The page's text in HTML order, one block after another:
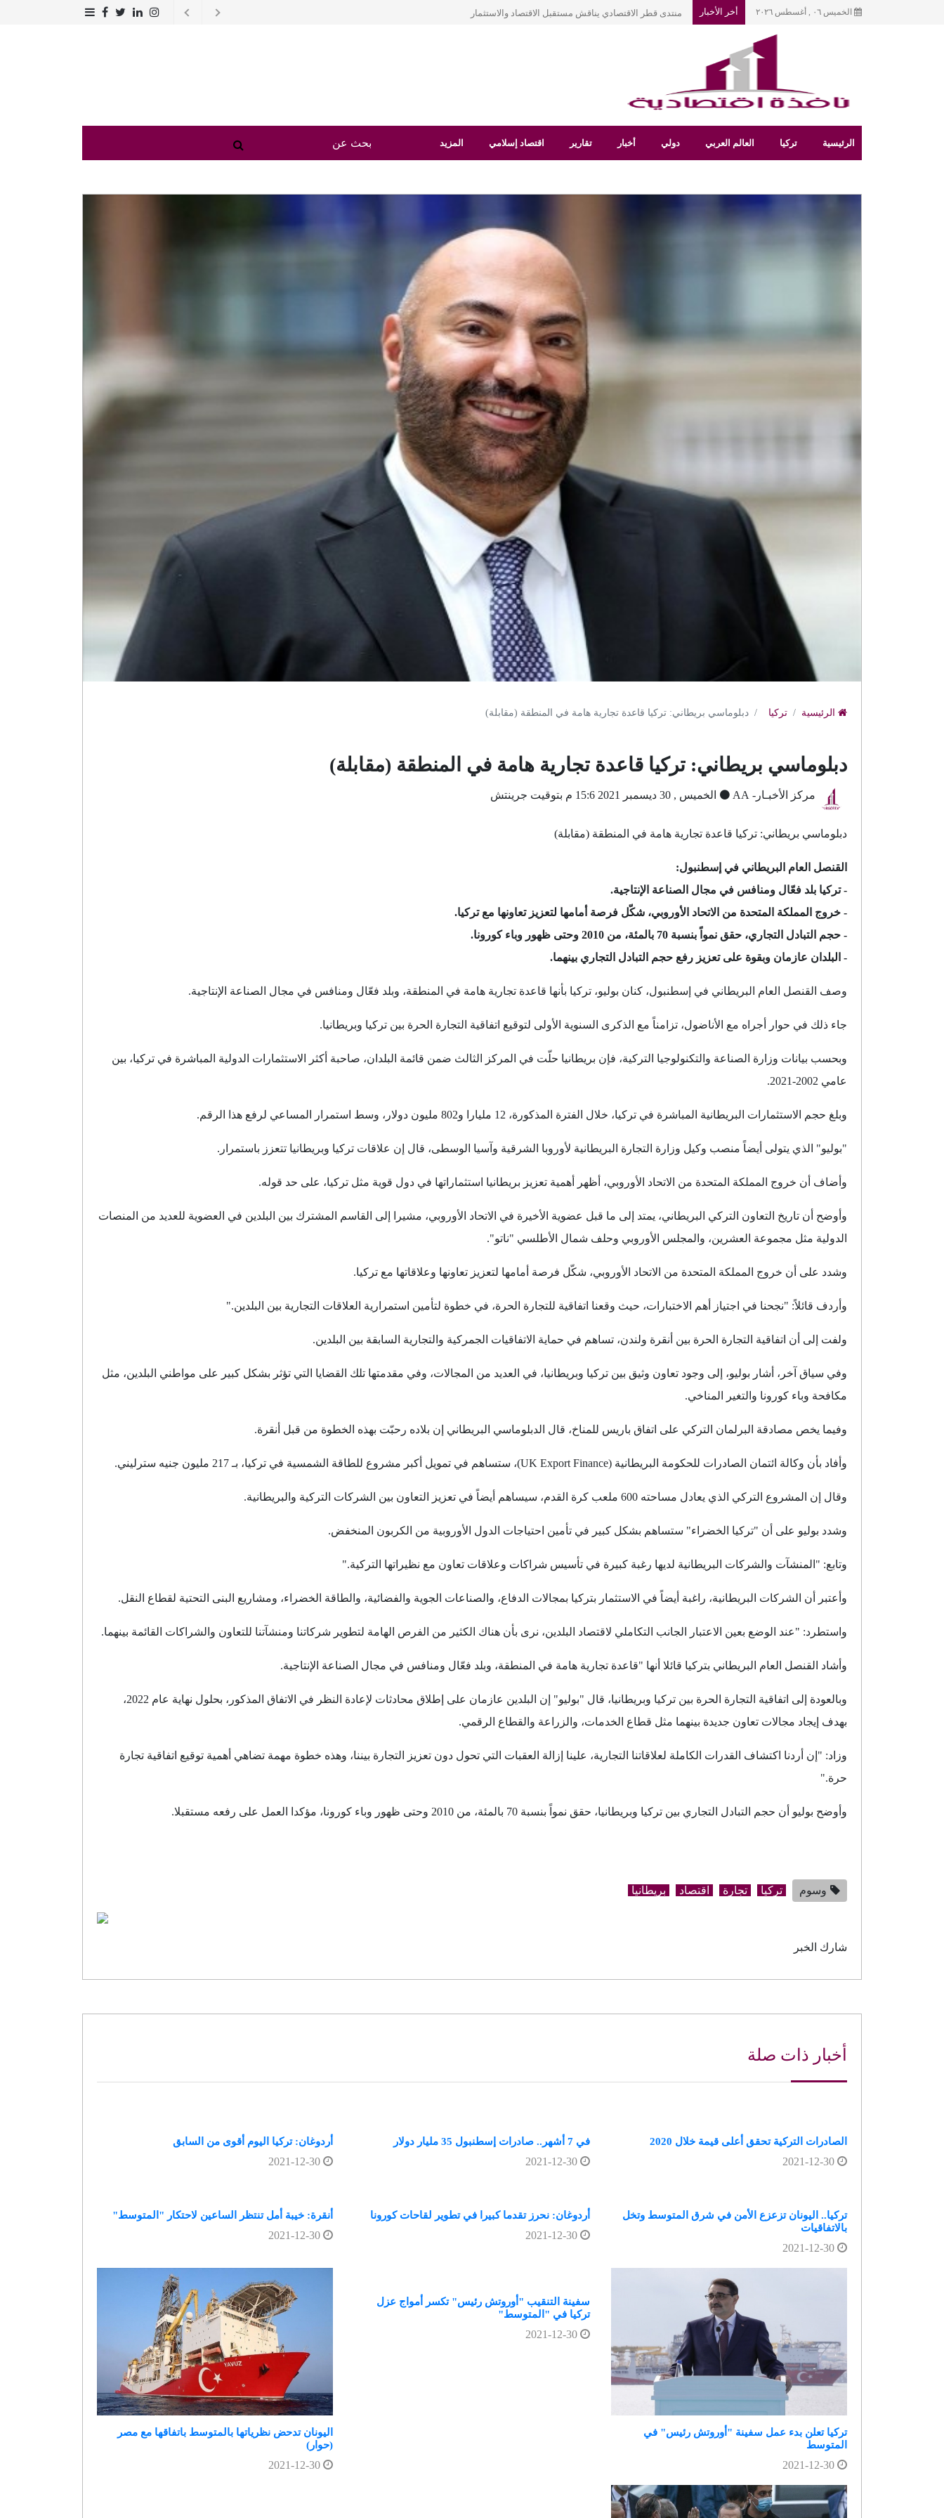
الخميس ٠٦ , أغسطس ٢٠٢٦ أخر الأخبار منتدى قطر الاقتصادي يناقش مستقبل الاقتصاد والاستثمار
الرئيسية تركيا العالم العربي دولي أخبار تقارير اقتصاد إسلامي المزيد
تركيا دبلوماسي بريطاني: تركيا قاعدة تجارية هامة في المنطقة (مقابلة)
دبلوماسي بريطاني: تركيا قاعدة تجارية هامة في المنطقة (مقابلة)
مركز الأخبـار- AA الخميس , 30 ديسمبر 2021 15:6 م بتوقيت جرينتش
دبلوماسي بريطاني: تركيا قاعدة تجارية هامة في المنطقة (مقابلة)
القنصل العام البريطاني في إسطنبول:
- تركيا بلد فعّال ومنافس في مجال الصناعة الإنتاجية.
- خروج المملكة المتحدة من الاتحاد الأوروبي، شكّل فرصة أمامها لتعزيز تعاونها مع تركيا.
- حجم التبادل التجاري، حقق نمواً بنسبة 70 بالمئة، من 2010 وحتى ظهور وباء كورونا.
- البلدان عازمان وبقوة على تعزيز رفع حجم التبادل التجاري بينهما.
وصف القنصل العام البريطاني في إسطنبول، كنان بوليو، تركيا بأنها قاعدة تجارية هامة في المنطقة، وبلد فعّال ومنافس في مجال الصناعة الإنتاجية.
جاء ذلك في حوار أجراه مع الأناضول، تزامناً مع الذكرى السنوية الأولى لتوقيع اتفاقية التجارة الحرة بين تركيا وبريطانيا.
وبحسب بيانات وزارة الصناعة والتكنولوجيا التركية، فإن بريطانيا حلّت في المركز الثالث ضمن قائمة البلدان، صاحبة أكثر الاستثمارات الدولية المباشرة في تركيا، بين
عامي 2002-2021.
وبلغ حجم الاستثمارات البريطانية المباشرة في تركيا، خلال الفترة المذكورة، 12 مليارا و802 مليون دولار، وسط استمرار المساعي لرفع هذا الرقم.
"بوليو" الذي يتولى أيضاً منصب وكيل وزارة التجارة البريطانية لأوروبا الشرقية وآسيا الوسطى، قال إن علاقات تركيا وبريطانيا تتعزز باستمرار.
وأضاف أن خروج المملكة المتحدة من الاتحاد الأوروبي، أظهر أهمية تعزيز بريطانيا استثماراتها في دول قوية مثل تركيا، على حد قوله.
وأوضح أن تاريخ التعاون التركي البريطاني، يمتد إلى ما قبل عضوية الأخيرة في الاتحاد الأوروبي، مشيرا إلى القاسم المشترك بين البلدين في العضوية للعديد من المنصات
الدولية مثل مجموعة العشرين، والمجلس الأوروبي وحلف شمال الأطلسي "ناتو".
وشدد على أن خروج المملكة المتحدة من الاتحاد الأوروبي، شكّل فرصة أمامها لتعزيز تعاونها وعلاقاتها مع تركيا.
وأردف قائلاً: "نجحنا في اجتياز أهم الاختبارات، حيث وقعنا اتفاقية للتجارة الحرة، في خطوة لتأمين استمرارية العلاقات التجارية بين البلدين."
ولفت إلى أن اتفاقية التجارة الحرة بين أنقرة ولندن، تساهم في حماية الاتفاقيات الجمركية والتجارية السابقة بين البلدين.
وفي سياق آخر، أشار بوليو، إلى وجود تعاون وثيق بين تركيا وبريطانيا، في العديد من المجالات، وفي مقدمتها تلك القضايا التي تؤثر بشكل كبير على مواطني البلدين، مثل
مكافحة وباء كورونا والتغير المناخي.
وفيما يخص مصادقة البرلمان التركي على اتفاق باريس للمناخ، قال الدبلوماسي البريطاني إن بلاده رحبّت بهذه الخطوة من قبل أنقرة.
وأفاد بأن وكالة ائتمان الصادرات للحكومة البريطانية (UK Export Finance)، ستساهم في تمويل أكبر مشروع للطاقة الشمسية في تركيا، بـ 217 مليون جنيه سترليني.
وقال إن المشروع التركي الذي يعادل مساحته 600 ملعب كرة القدم، سيساهم أيضاً في تعزيز التعاون بين الشركات التركية والبريطانية.
وشدد بوليو على أن "تركيا الخضراء" ستساهم بشكل كبير في تأمين احتياجات الدول الأوروبية من الكربون المنخفض.
وتابع: "المنشآت والشركات البريطانية لديها رغبة كبيرة في تأسيس شراكات وعلاقات تعاون مع نظيراتها التركية."
وأعتبر أن الشركات البريطانية، راغبة أيضاً في الاستثمار بتركيا بمجالات الدفاع، والصناعات الجوية والفضائية، والطاقة الخضراء، ومشاريع البنى التحتية لقطاع النقل.
واستطرد: "عند الوضع بعين الاعتبار الجانب التكاملي لاقتصاد البلدين، نرى بأن هناك الكثير من الفرص الهامة لتطوير شركاتنا ومنشآتنا للتعاون والشراكات القائمة بينهما.
وأشاد القنصل العام البريطاني بتركيا قائلا أنها "قاعدة تجارية هامة في المنطقة، وبلد فعّال ومنافس في مجال الصناعة الإنتاجية.
وبالعودة إلى اتفاقية التجارة الحرة بين تركيا وبريطانيا، قال "بوليو" إن البلدين عازمان على إطلاق محادثات لإعادة النظر في الاتفاق المذكور، بحلول نهاية عام 2022،
بهدف إيجاد مجالات تعاون جديدة بينهما مثل قطاع الخدمات، والزراعة والقطاع الرقمي.
وزاد: "إن أردنا اكتشاف القدرات الكاملة لعلاقاتنا التجارية، علينا إزالة العقبات التي تحول دون تعزيز التجارة بيننا، وهذه خطوة مهمة تضاهي أهمية توقيع اتفاقية تجارة
حرة."
وأوضح بوليو أن حجم التبادل التجاري بين تركيا وبريطانيا، حقق نمواً بنسبة 70 بالمئة، من 2010 وحتى ظهور وباء كورونا، مؤكدا العمل على رفعه مستقبلا.
وسوم تركيا تجارة اقتصاد بريطانيا
شارك الخبر
أخبار ذات صلة
الصادرات التركية تحقق أعلى قيمة خلال 2020 في 7 أشهر.. صادرات إسطنبول 35 مليار دولار أردوغان: تركيا اليوم أقوى من السابق
تركيا.. اليونان تزعزع الأمن في شرق المتوسط وتخل
بالاتفاقيات
أردوغان: نحرز تقدما كبيرا في تطوير لقاحات كورونا أنقرة: خيبة أمل تنتظر الساعين لاحتكار "المتوسط"
تركيا تعلن بدء عمل سفينة "أوروتش رئيس" في
المتوسط
سفينة التنقيب "أوروتش رئيس" تكسر أمواج عزل
تركيا في "المتوسط"
اليونان تدحض نظرياتها بالمتوسط باتفاقها مع مصر
(حوار)